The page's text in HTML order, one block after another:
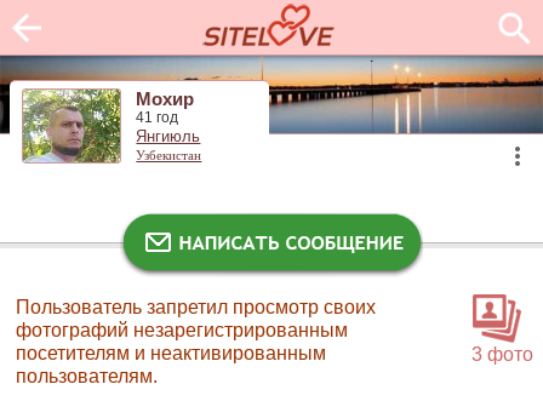
Мохир
41 год
Янгиюль
Узбекистан
3 фото
Пользователь запретил просмотр своих
фотографий незарегистрированным
посетителям и неактивированным
пользователям.